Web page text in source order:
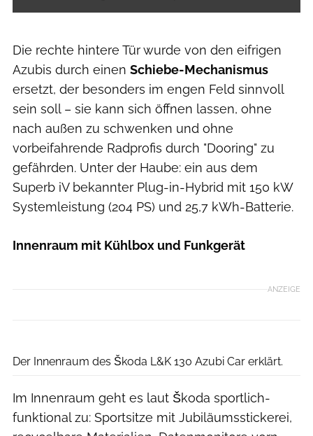
Die rechte hintere Tür wurde von den eifrigen
Azubis durch einen Schiebe-Mechanismus
ersetzt, der besonders im engen Feld sinnvoll
sein soll – sie kann sich öffnen lassen, ohne
nach außen zu schwenken und ohne
vorbeifahrende Radprofis durch "Dooring" zu
gefährden. Unter der Haube: ein aus dem
Superb iV bekannter Plug-in-Hybrid mit 150 kW
Systemleistung (204 PS) und 25,7 kWh-Batterie.
Innenraum mit Kühlbox und Funkgerät
ANZEIGE
Der Innenraum des Škoda L&K 130 Azubi Car erklärt.
Im Innenraum geht es laut Škoda sportlich-
funktional zu: Sportsitze mit Jubiläumsstickerei,